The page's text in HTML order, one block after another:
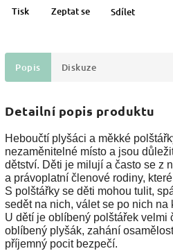
Tisk Zeptat se Sdílet
Popis Diskuze
Detailní popis produktu
Heboučtí plyšáci a měkké
nezaměnitelné místo a jsou
dětství. Děti je milují a často se z
a právoplatní členové rodiny,
S polštářky se děti mohou tulit,
sedět na nich, válet se po nich
U dětí je oblíbený polštářek velmi
oblíbený plyšák, zahání
příjemný pocit bezpečí.